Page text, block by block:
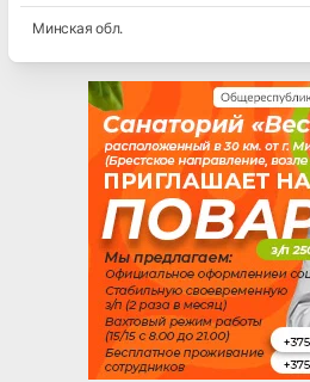
Минская обл.